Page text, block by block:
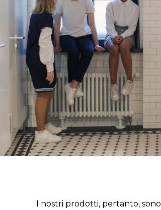
I nostri prodotti, pertanto, sono